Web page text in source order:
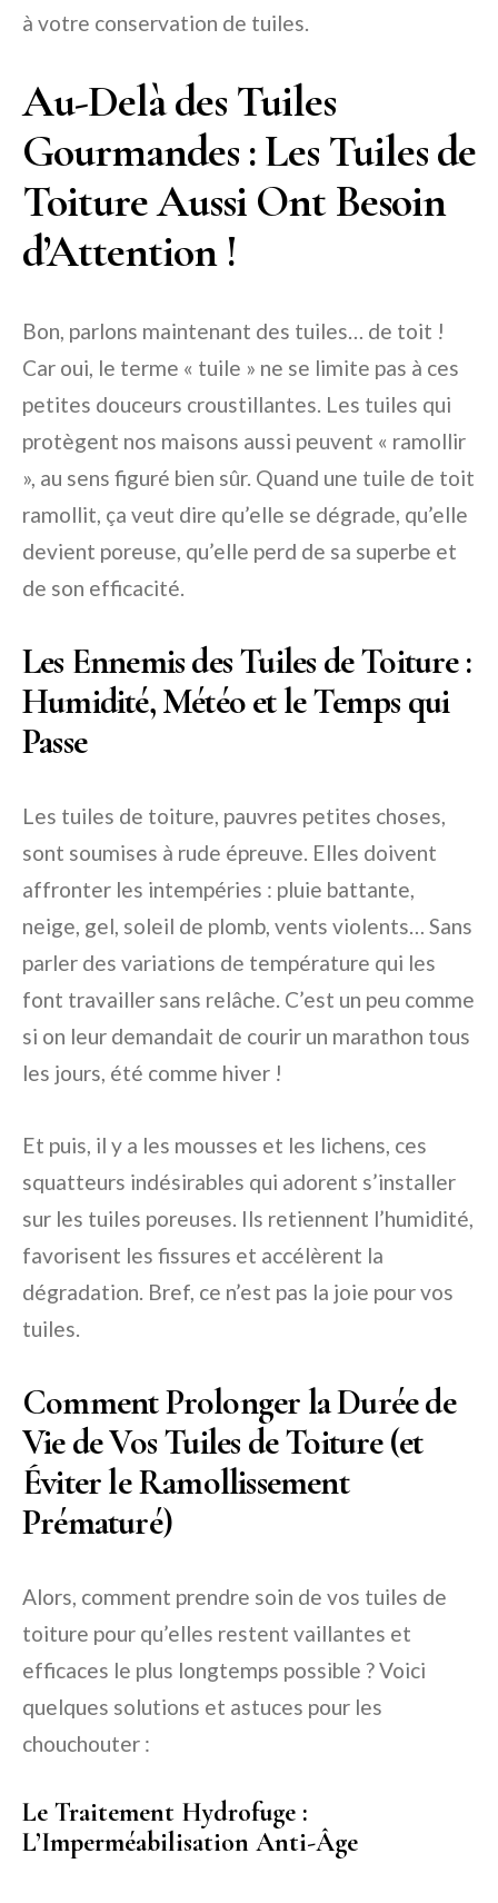
à votre conservation de tuiles.
Au-Delà des Tuiles
Gourmandes : Les Tuiles de
Toiture Aussi Ont Besoin
d’Attention !
Bon, parlons maintenant des tuiles… de toit !
Car oui, le terme « tuile » ne se limite pas à ces
petites douceurs croustillantes. Les tuiles qui
protègent nos maisons aussi peuvent « ramollir
», au sens figuré bien sûr. Quand une tuile de toit
ramollit, ça veut dire qu’elle se dégrade, qu’elle
devient poreuse, qu’elle perd de sa superbe et
de son efficacité.
Les Ennemis des Tuiles de Toiture :
Humidité, Météo et le Temps qui
Passe
Les tuiles de toiture, pauvres petites choses,
sont soumises à rude épreuve. Elles doivent
affronter les intempéries : pluie battante,
neige, gel, soleil de plomb, vents violents… Sans
parler des variations de température qui les
font travailler sans relâche. C’est un peu comme
si on leur demandait de courir un marathon tous
les jours, été comme hiver !
Et puis, il y a les mousses et les lichens, ces
squatteurs indésirables qui adorent s’installer
sur les tuiles poreuses. Ils retiennent l’humidité,
favorisent les fissures et accélèrent la
dégradation. Bref, ce n’est pas la joie pour vos
tuiles.
Comment Prolonger la Durée de
Vie de Vos Tuiles de Toiture (et
Éviter le Ramollissement
Prématuré)
Alors, comment prendre soin de vos tuiles de
toiture pour qu’elles restent vaillantes et
efficaces le plus longtemps possible ? Voici
quelques solutions et astuces pour les
chouchouter :
Le Traitement Hydrofuge :
L’Imperméabilisation Anti-Âge